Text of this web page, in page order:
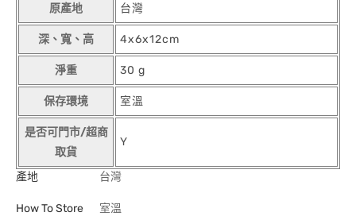
原產地 台灣
深、寬、高 4x6x12cm
淨重 30 g
保存環境 室溫
是否可門市/超商
取貨
Y
產地 台灣
How To Store 室溫